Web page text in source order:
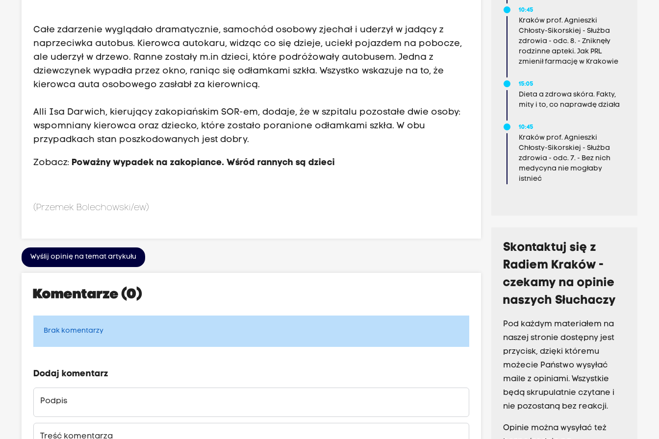
Całe zdarzenie wyglądało dramatycznie, samochód osobowy zjechał i uderzył w jadący z
naprzeciwka autobus. Kierowca autokaru, widząc co się dzieje, uciekł pojazdem na pobocze,
ale uderzył w drzewo. Ranne zostały m.in dzieci, które podróżowały autobusem. Jedna z
dziewczynek wypadła przez okno, raniąc się odłamkami szkła. Wszystko wskazuje na to, że
kierowca auta osobowego zasłabł za kierownicą.
Alli Isa Darwich, kierujący zakopiańskim SOR-em, dodaje, że w szpitalu pozostałe dwie osoby:
wspomniany kierowca oraz dziecko, które zostało poranione odłamkami szkła. W obu
przypadkach stan poszkodowanych jest dobry.
Zobacz: Poważny wypadek na zakopiance. Wśród rannych są dzieci
(Przemek Bolechowski/ew)
Wyślij opinię na temat artykułu
Komentarze (0)
Brak komentarzy
Dodaj komentarz
Podpis
Treść komentarza
10:45
Kraków prof. Agnieszki
Chłosty-Sikorskiej - Służba
zdrowia - odc. 8. - Zniknęły
rodzinne apteki. Jak PRL
zmienił farmację w Krakowie
15:05
Dieta a zdrowa skóra. Fakty,
mity i to, co naprawdę działa
10:45
Kraków prof. Agnieszki
Chłosty-Sikorskiej - Służba
zdrowia - odc. 7. - Bez nich
medycyna nie mogłaby
istnieć
Skontaktuj się z
Radiem Kraków -
czekamy na opinie
naszych Słuchaczy
Pod każdym materiałem na
naszej stronie dostępny jest
przycisk, dzięki któremu
możecie Państwo wysyłać
maile z opiniami. Wszystkie
będą skrupulatnie czytane i
nie pozostaną bez reakcji.
Opinie można wysyłać też